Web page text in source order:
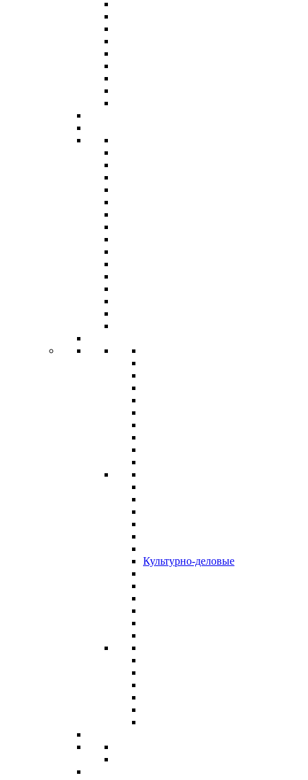
Культурно-деловые